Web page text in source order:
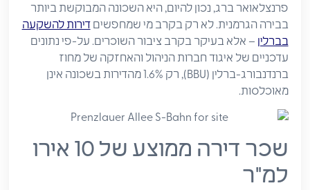
פרנצלאואר ברג, נכון להיום, היא השכונה המבוקשת ביותר
בבירה הגרמנית. לא רק בקרב מי שמחפשיםדירות להשקעה
בברלין – אלא בעיקר בקרב ציבור השוכרים. על-פי נתונים
עדכניים של איגוד חברות הניהול והאחזקה של מחוז
ברנדנבורג-ברלין (BBU), רק 1.6% מהדירות בשכונה אינן
מאוכלסות.
שכר דירה ממוצע של 10 אירו
למ"ר